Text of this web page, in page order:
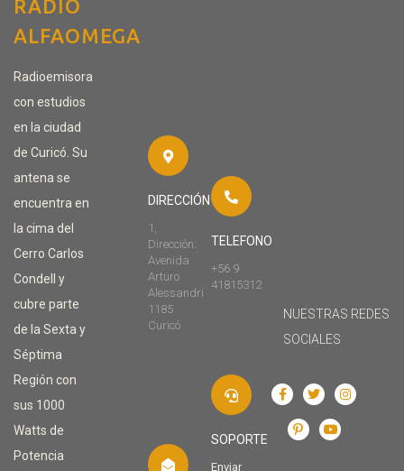
RADIO
ALFAOMEGA
Radioemisora
con estudios
en la ciudad
de Curicó. Su
antena se
encuentra en
la cima del
Cerro Carlos
Condell y
cubre parte
de la Sexta y
Séptima
Región con
sus 1000
Watts de
Potencia
DIRECCIÓN
1,
Dirección:
Avenida
Arturo
Alessandri
1185
Curicó
TELEFONO
+56 9
41815312
SOPORTE
Enviar
NUESTRAS REDES
SOCIALES